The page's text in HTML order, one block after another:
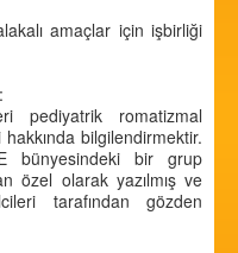
amaçlar için işbirliği
pediyatrik romatizmal
bilgilendirmektir.
bünyesindeki bir grup
özel olarak yazılmış ve
tarafından gözden